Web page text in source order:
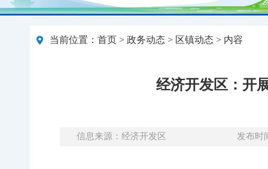
当前位置： 首页 > 政务动态 > 区镇动态 > 内容
经济开发区：开
信息来源：经济开发区 发布时